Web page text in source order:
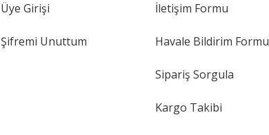
Üye Girişi
Şifremi Unuttum
İletişim Formu
Havale Bildirim Formu
Sipariş Sorgula
Kargo Takibi